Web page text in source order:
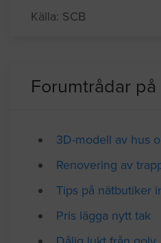
Källa: SCB
Forumtrådar på
3D-modell av hus
Renovering av
Tips på nätbutiker
Pris lägga nytt tak